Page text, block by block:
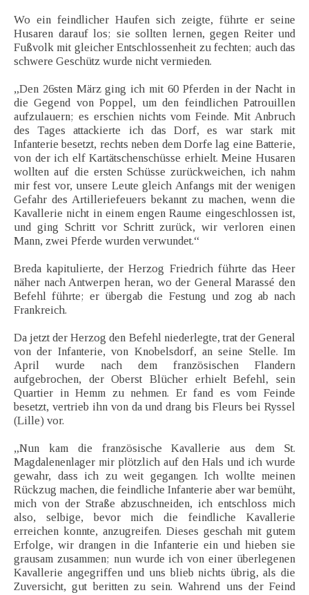
Wo ein feindlicher Haufen sich zeigte, führte er seine
Husaren darauf los; sie sollten lernen, gegen Reiter und
Fußvolk mit gleicher Entschlossenheit zu fechten; auch das
schwere Geschütz wurde nicht vermieden.
„Den 26sten März ging ich mit 60 Pferden in der Nacht in
die Gegend von Poppel, um den feindlichen Patrouillen
aufzulauern; es erschien nichts vom Feinde. Mit Anbruch
des Tages attackierte ich das Dorf, es war stark mit
Infanterie besetzt, rechts neben dem Dorfe lag eine Batterie,
von der ich elf Kartätschenschüsse erhielt. Meine Husaren
wollten auf die ersten Schüsse zurückweichen, ich nahm
mir fest vor, unsere Leute gleich Anfangs mit der wenigen
Gefahr des Artilleriefeuers bekannt zu machen, wenn die
Kavallerie nicht in einem engen Raume eingeschlossen ist,
und ging Schritt vor Schritt zurück, wir verloren einen
Mann, zwei Pferde wurden verwundet.“
Breda kapitulierte, der Herzog Friedrich führte das Heer
näher nach Antwerpen heran, wo der General Marassé den
Befehl führte; er übergab die Festung und zog ab nach
Frankreich.
Da jetzt der Herzog den Befehl niederlegte, trat der General
von der Infanterie, von Knobelsdorf, an seine Stelle. Im
April wurde nach dem französischen Flandern
aufgebrochen, der Oberst Blücher erhielt Befehl, sein
Quartier in Hemm zu nehmen. Er fand es vom Feinde
besetzt, vertrieb ihn von da und drang bis Fleurs bei Ryssel
(Lille) vor.
„Nun kam die französische Kavallerie aus dem St.
Magdalenenlager mir plötzlich auf den Hals und ich wurde
gewahr, dass ich zu weit gegangen. Ich wollte meinen
Rückzug machen, die feindliche Infanterie aber war bemüht,
mich von der Straße abzuschneiden, ich entschloss mich
also, selbige, bevor mich die feindliche Kavallerie
erreichen konnte, anzugreifen. Dieses geschah mit gutem
Erfolge, wir drangen in die Infanterie ein und hieben sie
grausam zusammen; nun wurde ich von einer überlegenen
Kavallerie angegriffen und uns blieb nichts übrig, als die
Zuversicht, gut beritten zu sein. Wahrend uns der Feind